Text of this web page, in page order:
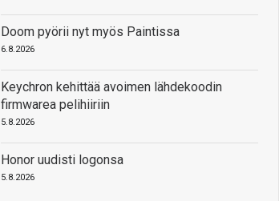
Doom pyörii nyt myös Paintissa
6.8.2026
Keychron kehittää avoimen lähdekoodin
firmwarea pelihiiriin
5.8.2026
Honor uudisti logonsa
5.8.2026